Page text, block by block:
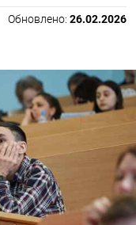
Обновлено: 26.02.2026